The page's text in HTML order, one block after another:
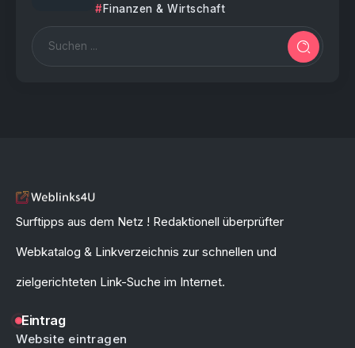
Finanzen & Wirtschaft
Surftipps aus dem Netz ! Redaktionell überprüfter
Webkatalog & Linkverzeichnis zur schnellen und
zielgerichteten Link-Suche im Internet.
Eintrag
Website eintragen